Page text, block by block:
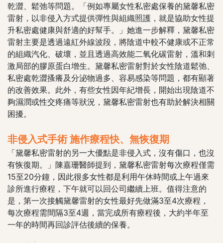
乾澀、鬆弛等問題。「例如專屬女性私密處保養的黛馨私密
雷射，以非侵入方式提供彈性與組織照護，就是協助女性提
升私密處健康與舒適的好幫手。」她進一步解釋，黛馨私密
雷射主要是透過遠紅外線波段，將陰道中較不健康或不正常
的組織汽化、破壞，並且透過高效能二氧化碳雷射，溫和刺
激局部的膠原蛋白增生。黛馨私密雷射對於女性陰道鬆弛、
私密處乾澀搔癢及分泌物過多、容易感染等問題，都有顯著
的改善效果。此外，有些女性因年紀增長，開始出現陰道不
夠濕潤或性交疼痛等狀況，黛馨私密雷射也有助於解決相關
困擾。
非侵入式手術 施作療程快、無恢復期
「黛馨私密雷射的另一大優點是非侵入式，沒有傷口，也沒
有恢復期。」陳嘉珊醫師提到，黛馨私密雷射每次療程僅需
15至20分鐘，因此很多女性都是利用午休時間或上午過來
診所進行療程，下午就可以回公司繼續上班。值得注意的
是，第一次接觸黛馨雷射的女性最好先做滿3至4次療程，
每次療程需間隔3至4週，當完成所有療程後，大約半年至
一年的時間再回診評估後續的保養。